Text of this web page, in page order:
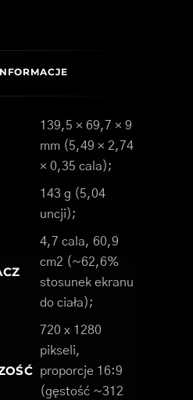
139,5 × 69,7 × 9
mm (5,49 × 2,74
× 0,35 cala);
143 g (5,04
uncji);
4,7 cala, 60,9
cm2 (~62,6%
stosunek ekranu
do ciała);
720 x 1280
pikseli,
proporcje 16:9
(gęstość ~312